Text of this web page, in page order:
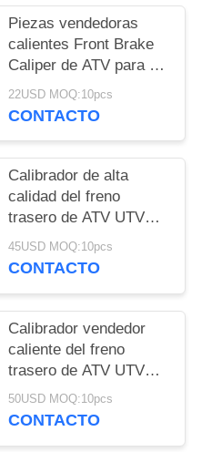
Piezas vendedoras
calientes Front Brake
Caliper de ATV para el
ranchero TRX420
/500/680 de HONDA
22USD MOQ:10pcs
CONTACTO
Calibrador de alta
calidad del freno
trasero de ATV UTV
para Honda SXS 1000
2017 con las zapatas
45USD MOQ:10pcs
CONTACTO
Calibrador vendedor
caliente del freno
trasero de ATV UTV
para HONDA TRX680
50USD MOQ:10pcs
CONTACTO